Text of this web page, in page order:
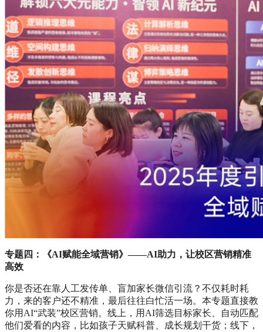
专题四：《AI赋能全域营销》——AI助力，让校区营销精准
高效
你是否还在靠人工发传单、盲加家长微信引流？不仅耗时耗
力，来的客户还不精准，最后往往白忙活一场。本专题直接教
你用AI“武装”校区营销。线上，用AI筛选目标家长、自动匹配
他们爱看的内容，比如孩子天赋科普、成长规划干货；线下，